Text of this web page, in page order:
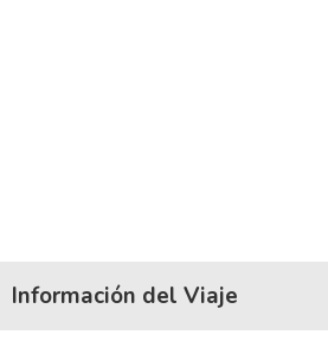
Información del Viaje